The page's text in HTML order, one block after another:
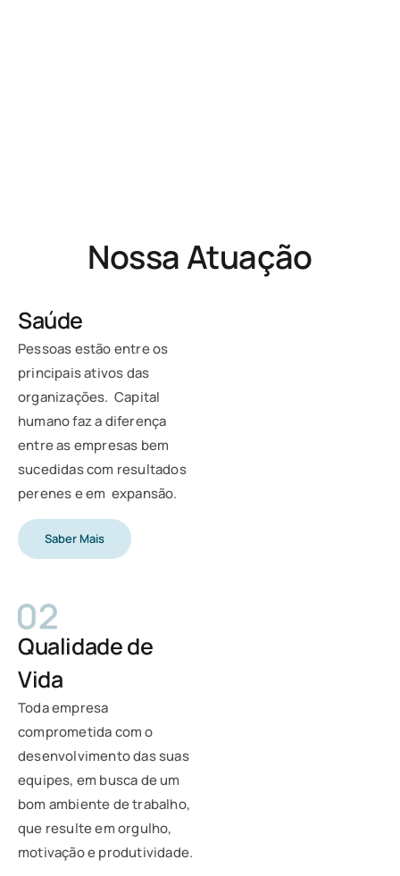
Nossa Atuação
Saúde
Pessoas estão entre os
principais ativos das
organizações. Capital
humano faz a diferença
entre as empresas bem
sucedidas com resultados
perenes e em expansão.
Saber Mais
Qualidade de
Vida
Toda empresa
comprometida com o
desenvolvimento das suas
equipes, em busca de um
bom ambiente de trabalho,
que resulte em orgulho,
motivação e produtividade.